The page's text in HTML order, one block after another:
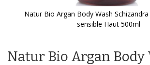
Natur Bio Argan Body Wash
sensible Haut 500ml
der
Bildgalerie
Natur Bio Argan Body